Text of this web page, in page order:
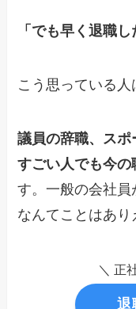
「でも早く退職
こう思っている人
議員の辞職、ス
すごい人でも今
す。一般の会社
なんてことはあり
＼ 正
退